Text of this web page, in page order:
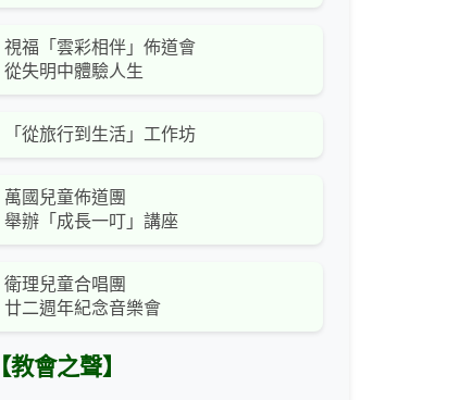
視福「雲彩相伴」佈道會
從失明中體驗人生
「從旅行到生活」工作坊
萬國兒童佈道團
舉辦「成長一叮」講座
衛理兒童合唱團
廿二週年紀念音樂會
【教會之聲】